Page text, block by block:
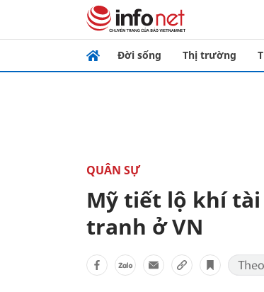
Đời sống Thị trường
QUÂN SỰ
Mỹ tiết lộ khí
tranh ở VN